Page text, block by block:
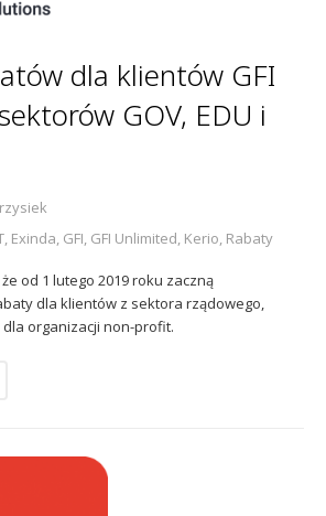
dla klientów GFI
GOV, EDU i
, Exinda, GFI, GFI Unlimited, Kerio, Rabaty
że od 1 lutego 2019 roku zaczną
dla klientów z sektora rządowego,
organizacji non-profit.